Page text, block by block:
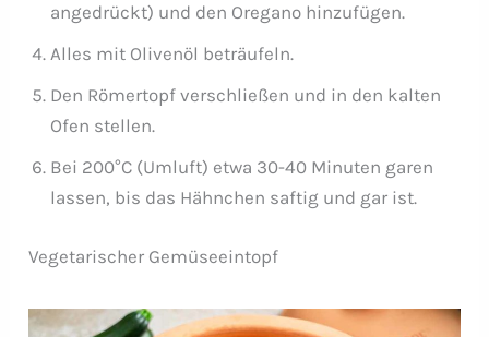
angedrückt) und den Oregano hinzufügen.
Alles mit Olivenöl beträufeln.
Den Römertopf verschließen und in den kalten
Ofen stellen.
Bei 200°C (Umluft) etwa 30-40 Minuten garen
lassen, bis das Hähnchen saftig und gar ist.
Vegetarischer Gemüseeintopf